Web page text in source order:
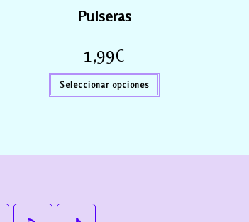
Pulseras
1,99€
Seleccionar opciones